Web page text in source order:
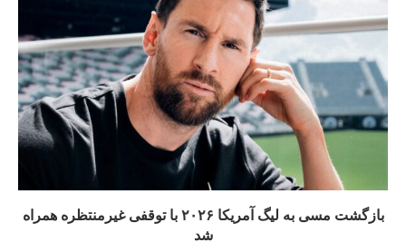
بازگشت مسی به لیگ آمریکا ۲۰۲۶ با توقفی غیرمنتظره همراه
شد